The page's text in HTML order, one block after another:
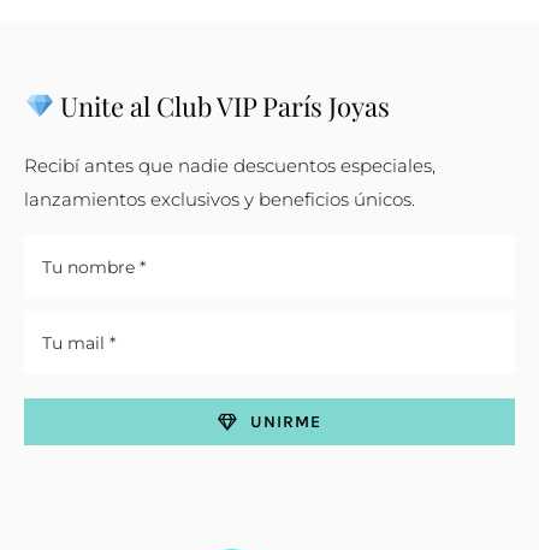
Unite al Club VIP París Joyas
Recibí antes que nadie descuentos especiales,
lanzamientos exclusivos y beneficios únicos.
UNIRME